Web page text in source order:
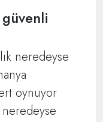
neredeyse
oynuyor